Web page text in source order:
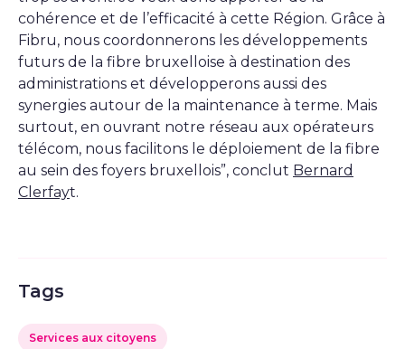
cohérence et de l’efficacité à cette Région. Grâce à
Fibru, nous coordonnerons les développements
futurs de la fibre bruxelloise à destination des
administrations et développerons aussi des
synergies autour de la maintenance à terme. Mais
surtout, en ouvrant notre réseau aux opérateurs
télécom, nous facilitons le déploiement de la fibre
au sein des foyers bruxellois”, conclut Bernard
Clerfayt.
Tags
Services aux citoyens